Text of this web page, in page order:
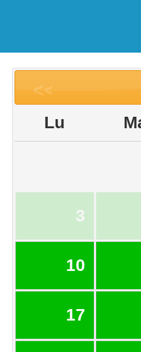
<<
Lu
3
10
17